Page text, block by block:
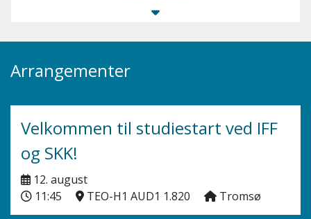
Arrangementer
Velkommen til studiestart ved IFF
og SKK!
12. august
11:45
TEO-H1 AUD1 1.820 Tromsø